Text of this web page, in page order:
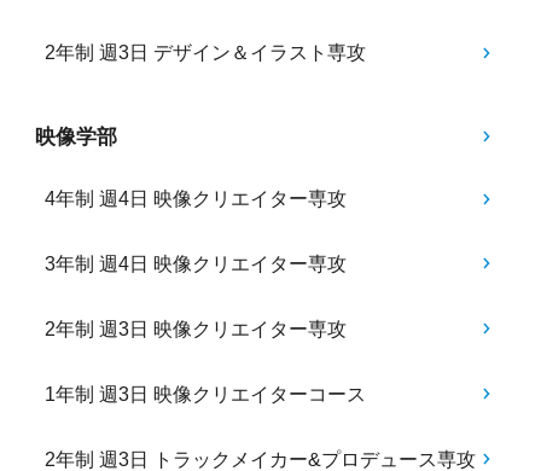
2年制 週3日 デザイン＆イラスト専攻
映像学部
4年制 週4日 映像クリエイター専攻
3年制 週4日 映像クリエイター専攻
2年制 週3日 映像クリエイター専攻
1年制 週3日 映像クリエイターコース
2年制 週3日 トラックメイカー&プロデュース専攻